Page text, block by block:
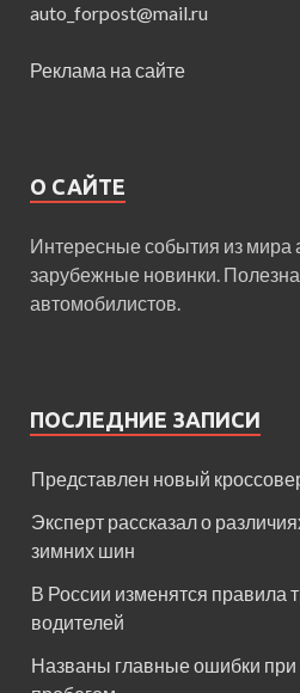
auto_forpost@mail.ru
Реклама на сайте
О САЙТЕ
Интересные события из мира
зарубежные новинки.
автомобилистов.
ПОСЛЕДНИЕ ЗАПИСИ
Представлен новый
Эксперт рассказал о
зимних шин
В России изменятся правила
водителей
Названы главные ошибки при